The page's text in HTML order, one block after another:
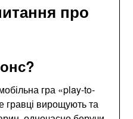
про
гра «play-to-
гравці вирощують та